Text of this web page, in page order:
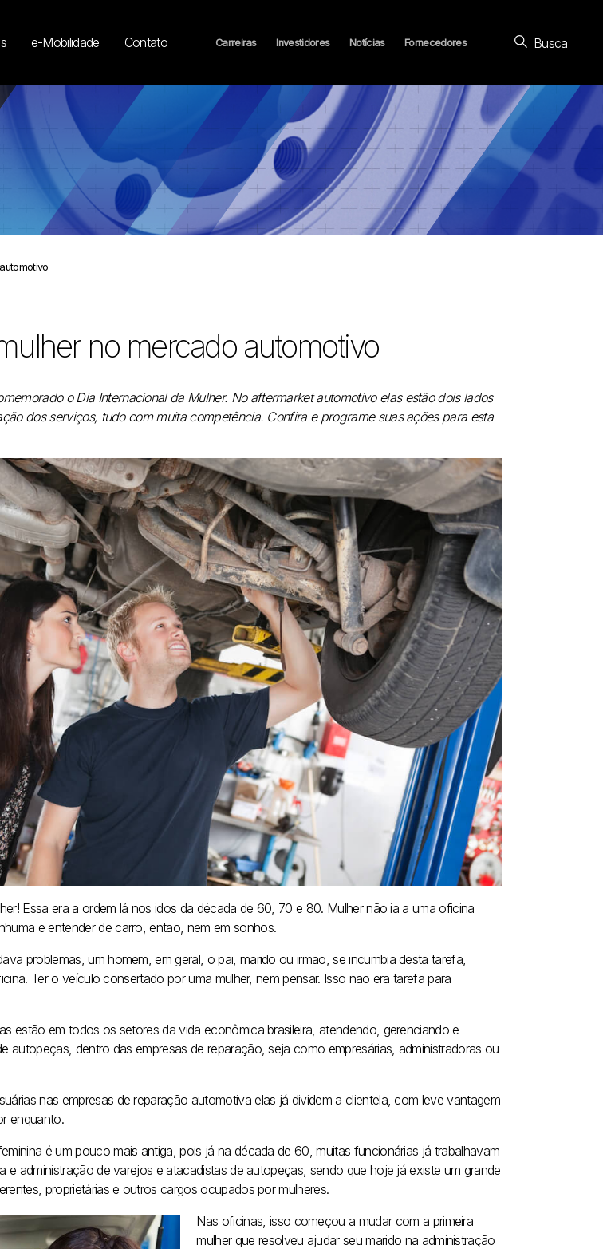
e-Mobilidade Contato Carreiras Investidores Notícias Fornecedores Busca
no mercado automotivo
o Dia Internacional da Mulher. No aftermarket automotivo elas estão dois lados
dos serviços, tudo com muita competência. Confira e programe suas ações para esta
Essa era a ordem lá nos idos da década de 60, 70 e 80. Mulher não ia a uma oficina
e entender de carro, então, nem em sonhos.
problemas, um homem, em geral, o pai, marido ou irmão, se incumbia desta tarefa,
Ter o veículo consertado por uma mulher, nem pensar. Isso não era tarefa para
estão em todos os setores da vida econômica brasileira, atendendo, gerenciando e
autopeças, dentro das empresas de reparação, seja como empresárias, administradoras ou
nas empresas de reparação automotiva elas já dividem a clientela, com leve vantagem
enquanto.
é um pouco mais antiga, pois já na década de 60, muitas funcionárias já trabalhavam
e administração de varejos e atacadistas de autopeças, sendo que hoje já existe um grande
proprietárias e outros cargos ocupados por mulheres.
Nas oficinas, isso começou a mudar com a primeira
mulher que resolveu ajudar seu marido na administração